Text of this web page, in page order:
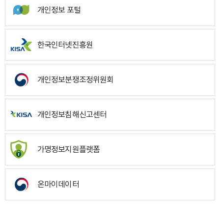
개인정보 포털
한국인터넷진흥원
개인정보분쟁조정위원회
개인정보침해신고센터
가명정보지원플랫폼
온마이데이터